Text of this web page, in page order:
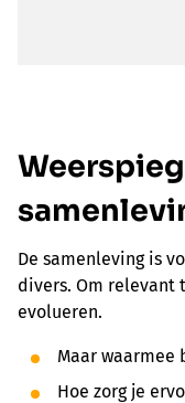
De samenleving is
divers. Om relevant
evolueren.
Maar waarmee
Hoe zorg je